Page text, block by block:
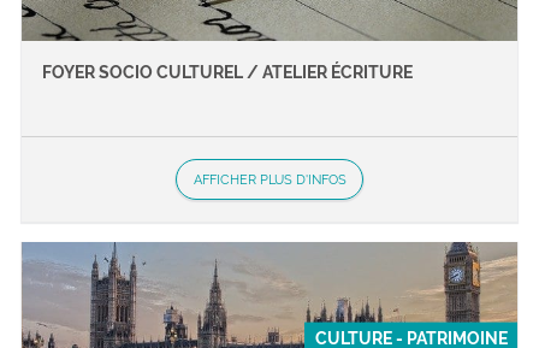
FOYER SOCIO CULTUREL / ATELIER ÉCRITURE
AFFICHER PLUS D'INFOS
CULTURE - PATRIMOINE